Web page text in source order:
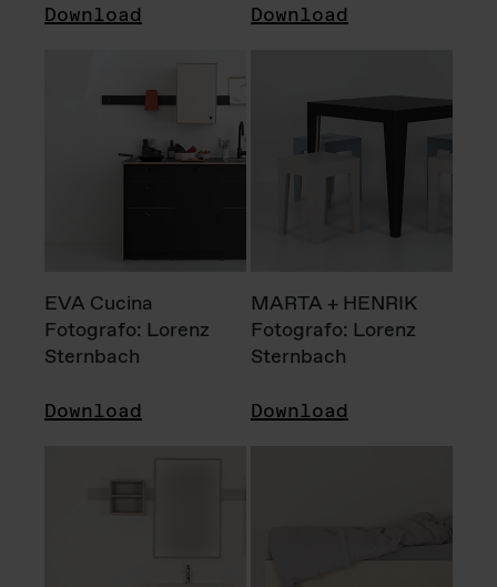
Download Download
EVA Cucina
Fotografo: Lorenz
Sternbach
Download
MARTA + HENRIK
Fotografo: Lorenz
Sternbach
Download